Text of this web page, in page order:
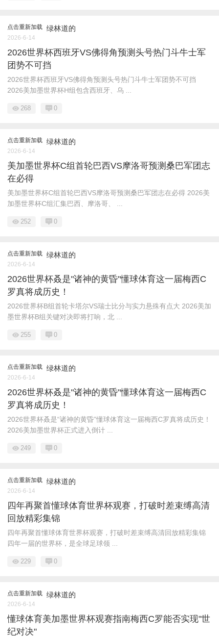
点击重新加载 绿林道的
2026-6-14
2026世界杯西班牙VS佛得角预测头号热门斗牛士军
团势不可挡
2026世界杯西班牙VS佛得角预测头号热门斗牛士军团势不可挡
2026美加墨世界杯H组包含西班牙、乌 ...
268 0
点击重新加载 绿林道的
2026-6-14
美加墨世界杯C组首轮巴西VS摩洛哥预测桑巴军团志
在必得
美加墨世界杯C组首轮巴西VS摩洛哥预测桑巴军团志在必得 2026美
加墨世界杯C组汇集巴西、摩洛哥、 ...
252 0
点击重新加载 绿林道的
2026-6-14
2026世界杯叒是"诸神的黄昏"懂球体育这一届梅西C
罗真将成历史！
2026世界杯B组首轮卡塔尔VS瑞士比分与实力悬殊有点大 2026美加
墨世界杯B组关键对决即将打响，北 ...
255 0
点击重新加载 绿林道的
2026-6-14
2026世界杯叒是"诸神的黄昏"懂球体育这一届梅西C
罗真将成历史！
2026世界杯叒是“诸神的黄昏”懂球体育这一届梅西C罗真将成历史！
2026美加墨世界杯正式进入倒计 ...
249 0
点击重新加载 绿林道的
2026-6-14
四年再聚首懂球体育世界杯观赛，打破时差束缚高清
回放精彩集锦
四年再聚首懂球体育世界杯观赛，打破时差束缚高清回放精彩集锦
四年一届的世界杯，是全球足球领 ...
229 0
点击重新加载 绿林道的
2026-6-14
懂球体育美加墨世界杯观赛指南梅西C罗能否实现"世
纪对决"